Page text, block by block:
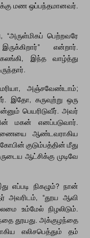
மண ஒப்பந்தமானவர்.
“அருள்மிகப் பெற்றவரே
என்றார்.
இந்த வாழ்த்து
அஞ்சவேண்டாம்;
இதோ, கருவுற்று ஒரு
பெயரிடுவீர். அவர்
மகன் எனப்படுவார்.
ஆண்டவராகிய
குடும்பத்தின் மீது
ஆட்சிக்கு முடிவே
எப்படி நிகழும்? நான்
அவரிடம், “தூய ஆவி
உம்மேல் நிழலிடும்.
தூயது. அக்குழந்தை
எலிசபெத்தும் தம்